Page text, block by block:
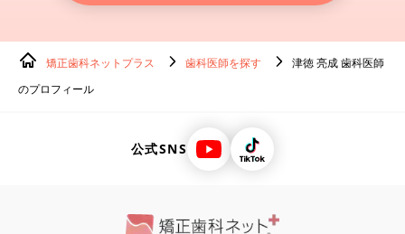
矯正歯科ネットプラス 歯科医師を探す
津徳 亮成 歯科医師
のプロフィール
公式SNS